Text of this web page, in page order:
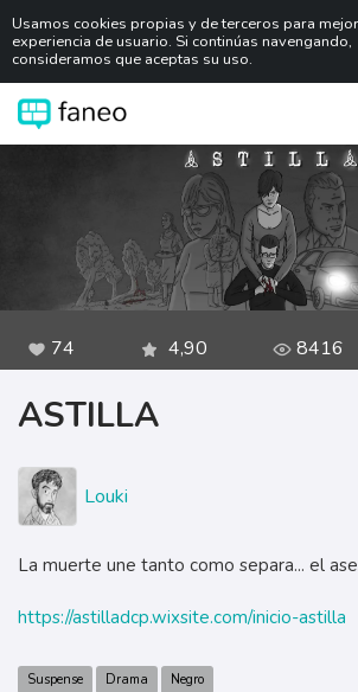
Usamos cookies propias y de terceros para
experiencia de usuario. Si continúas navengando,
consideramos que aceptas su uso.
74 4,90 8416
ASTILLA
Louki
La muerte une tanto como separa... el
https://astilladcp.wixsite.com/inicio-astilla
Suspense Drama Negro